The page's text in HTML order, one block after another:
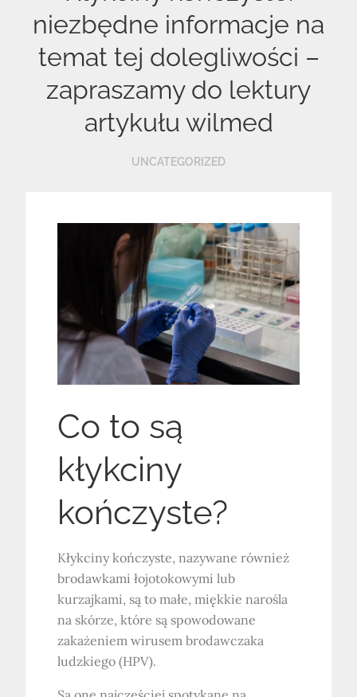
niezbędne informacje na
temat tej dolegliwości –
zapraszamy do lektury
artykułu wilmed
UNCATEGORIZED
Co to są
kłykciny
kończyste?
Kłykciny kończyste, nazywane również
brodawkami łojotokowymi lub
kurzajkami, są to małe, miękkie narośla
na skórze, które są spowodowane
zakażeniem wirusem brodawczaka
ludzkiego (HPV).